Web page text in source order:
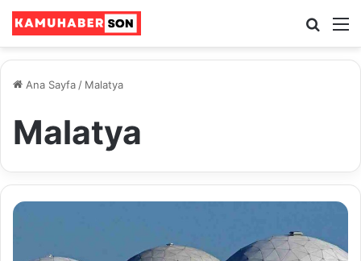
Ara
Ana Sayfa / Malatya
Malatya